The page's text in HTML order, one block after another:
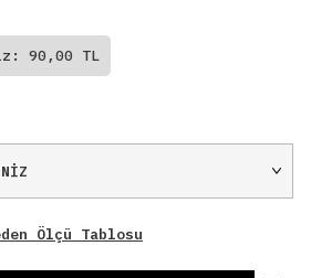
90,00 TL
Ölçü Tablosu